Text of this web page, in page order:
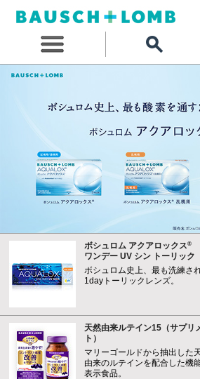
ボシュロム アクアロックス®
ワンデー UV シン トーリック
ボシュロム史上、最も洗練さ
1dayトーリックレンズ。
天然由来ルテイン15（サプリ
ト）
マリーゴールドから抽出した
由来のルテインを配合した機
表示食品。